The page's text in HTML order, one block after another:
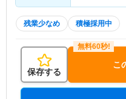
残業少なめ 積極採用中
保存する
こ